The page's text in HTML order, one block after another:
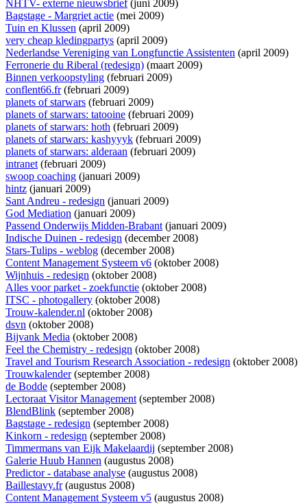
NHTV- externe nieuwsbrief(juni 2009)
Bagstage - Margriet actie (mei 2009)
Tuin en Klussen (april 2009)
very cheap kledingpartys (april 2009)
Nederlandse Vereniging van Longfunctie Assistenten (april 2009)
Ferronerie du Riberal (redesign) (maart 2009)
Binnen verkoopstyling (februari 2009)
conflent66.fr(februari 2009)
planets of starwars (februari 2009)
planets of starwars: tatooine (februari 2009)
planets of starwars: hoth (februari 2009)
planets of starwars: kashyyyk (februari 2009)
planets of starwars: alderaan (februari 2009)
intranet(februari 2009)
swoop coaching (januari 2009)
hintz (januari 2009)
Sant Andreu - redesign (januari 2009)
God Mediation (januari 2009)
Passend Onderwijs Midden-Brabant(januari 2009)
Indische Duinen - redesign (december 2008)
Stars-Tulips - weblog (december 2008)
Content Management Systeem v6 (oktober 2008)
Wijnhuis - redesign (oktober 2008)
Alles voor parket - zoekfunctie (oktober 2008)
ITSC - photogallery (oktober 2008)
Trouw-kalender.nl (oktober 2008)
dsvn (oktober 2008)
Bijvank Media (oktober 2008)
Feel the Chemistry - redesign (oktober 2008)
Travel and Tourism Research Association - redesign (oktober 2008)
Trouwkalender(september 2008)
de Bodde (september 2008)
Lectoraat Visitor Management(september 2008)
BlendBlink (september 2008)
Bagstage - redesign (september 2008)
Kinkorn - redesign (september 2008)
Timmermans van Eijk Makelaardij (september 2008)
Galerie Huub Hannen (augustus 2008)
Predictor - database analyse (augustus 2008)
Baillestavy.fr(augustus 2008)
Content Management Systeem v5 (augustus 2008)